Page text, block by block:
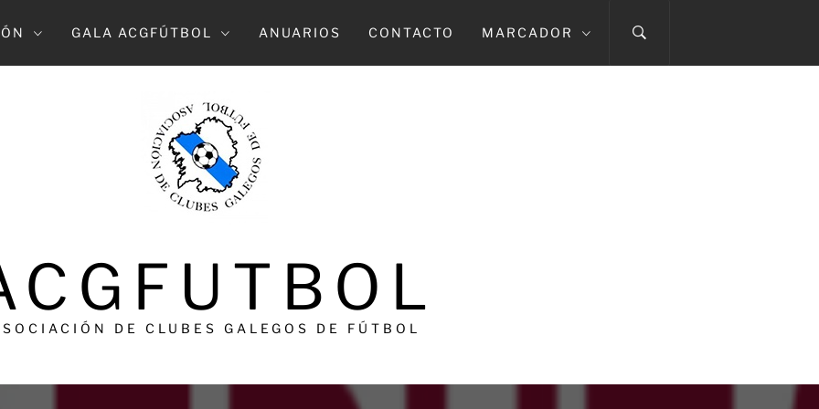
GALA ACGFÚTBOL ANUARIOS CONTACTO MARCADOR
DE CLUBES GALEGOS DE FÚTBOL